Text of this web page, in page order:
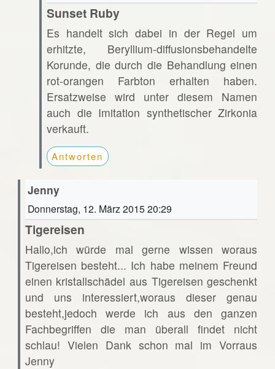
Sunset Ruby
Es handelt sich dabei in der Regel um
erhitzte, Beryllium-diffusionsbehandelte
Korunde, die durch die Behandlung einen
rot-orangen Farbton erhalten haben.
Ersatzweise wird unter diesem Namen
auch die Imitation synthetischer Zirkonia
verkauft.
Antworten
Jenny
Donnerstag, 12. März 2015 20:29
Tigereisen
Hallo,ich würde mal gerne wissen woraus
Tigereisen besteht... Ich habe meinem Freund
einen kristallschädel aus Tigereisen geschenkt
und uns interessiert,woraus dieser genau
besteht,jedoch werde ich aus den ganzen
Fachbegriffen die man überall findet nicht
schlau! Vielen Dank schon mal im Vorraus
Jenny